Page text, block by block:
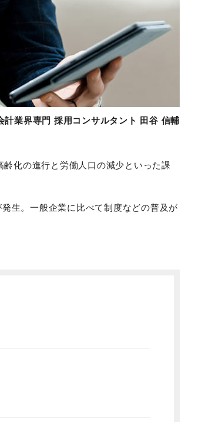
計業界専門 採用コンサルタント 田谷 信輔
化の進行と労働人口の減少といった課
生。一般企業に比べて制度などの普及が